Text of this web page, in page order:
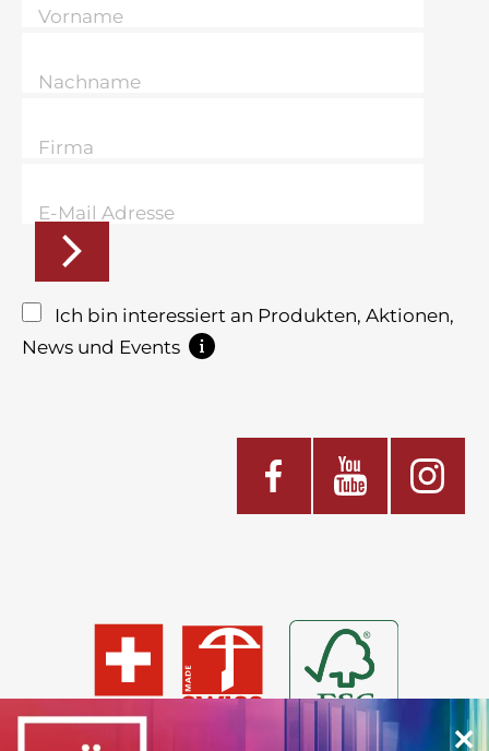
×
Ich bin interessiert an Produkten, Aktionen,
News und Events